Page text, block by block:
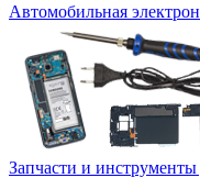
Автомобильная
Запчасти и